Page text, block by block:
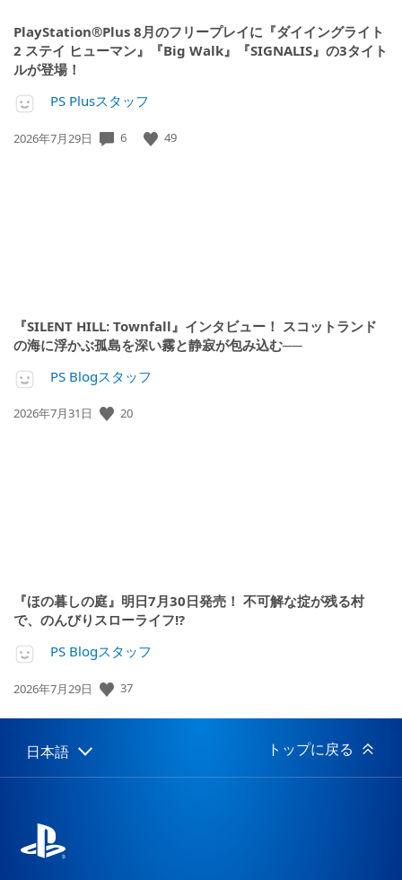
PlayStation®Plus 8月のフリープレイに『ダイイングライト
2 ステイ ヒューマン』『Big Walk』『SIGNALIS』の3タイト
ルが登場！
PS Plusスタッフ
公
2026年7月29日 6 49
『SILENT HILL: Townfall』インタビュー！ スコットランド
の海に浮かぶ孤島を深い霧と静寂が包み込む──
PS Blogスタッフ
公
2026年7月31日 20
『ほの暮しの庭』明日7月30日発売！ 不可解な掟が残る村
で、のんびりスローライフ!?
PS Blogスタッフ
公
日:
2026年7月29日 37
Select
Current
日本語 トップに戻る